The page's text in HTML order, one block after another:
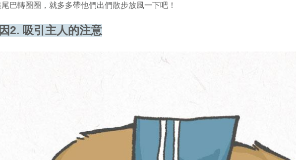
巴轉圈圈，就多多帶他們出們散步放風一下吧！
2. 吸引主人的注意